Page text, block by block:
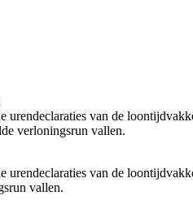
urendeclaraties van de
verloningsrun vallen.
urendeclaraties van de
vallen.